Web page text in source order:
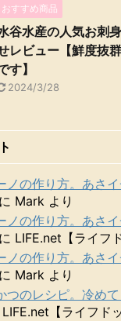
おすすめ商品
谷水産の人気お刺
レビュー【鮮度抜
す】
2024/3/28
ノの作り方。あさ
に Mark より
ノの作り方。あさ
に LIFE.net【ライフ
ノの作り方。あさ
に Mark より
つのレシピ。冷め
LIFE.net【ライフド